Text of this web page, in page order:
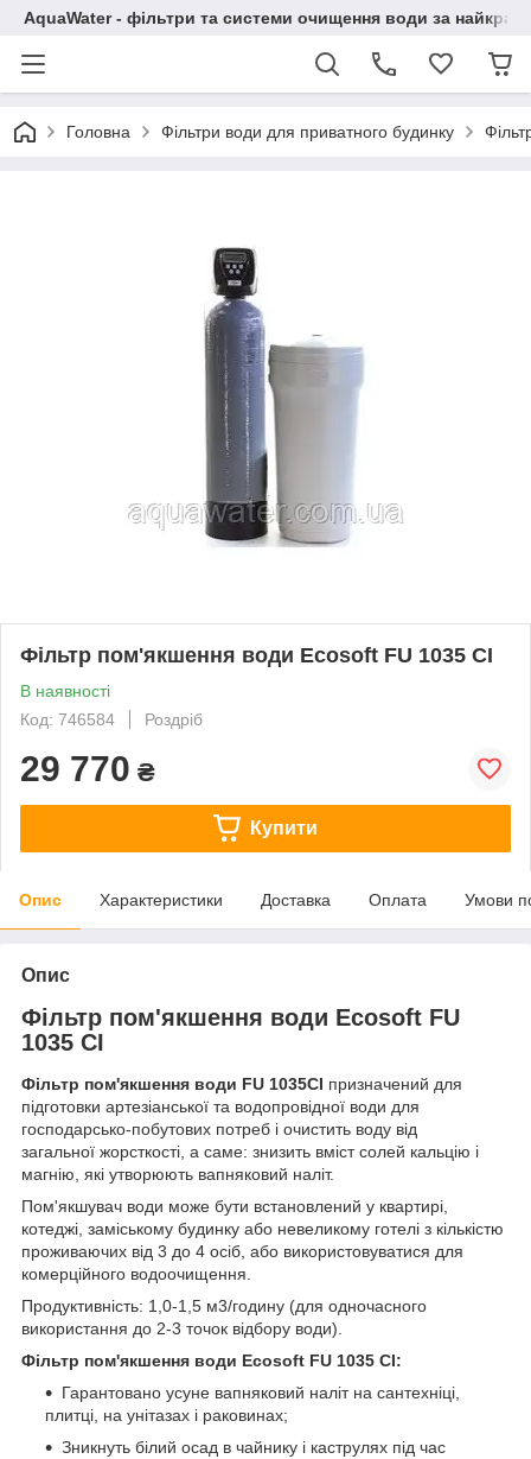
AquaWater - фільтри та системи очищення води за
Головна Фільтри води для приватного будинку
Фільтр пом'якшення води Ecosoft FU 1035 CI
В наявності
Код: 746584
Роздріб
29 770 ₴
Купити
Опис Характеристики Доставка Оплата Умови
Опис
Фільтр пом'якшення води Ecosoft FU
1035 CI
Фільтр пом'якшення води FU 1035CI призначений для
підготовки артезіанської та водопровідної води для
господарсько-побутових потреб і очистить воду від
загальної жорсткості, а саме: знизить вміст солей кальцію і
магнію, які утворюють вапняковий наліт.
Пом'якшувач води може бути встановлений у квартирі,
котеджі, заміському будинку або невеликому готелі з кількістю
проживаючих від 3 до 4 осіб, або використовуватися для
комерційного водоочищення.
Продуктивність: 1,0-1,5 м3/годину (для одночасного
використання до 2-3 точок відбору води).
Фільтр пом'якшення води Ecosoft FU 1035 CI:
Гарантовано усуне вапняковий наліт на сантехніці,
плитці, на унітазах і раковинах;
Зникнуть білий осад в чайнику і каструлях під час